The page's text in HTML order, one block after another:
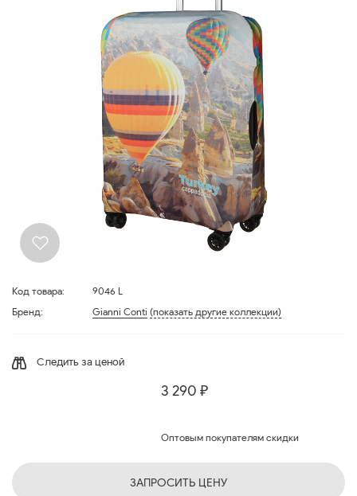
Код товара:
9046 L
Бренд:
Gianni Conti (показать другие коллекции)
Следить за ценой
3 290 ₽
Оптовым покупателям скидки
ЗАПРОСИТЬ ЦЕНУ